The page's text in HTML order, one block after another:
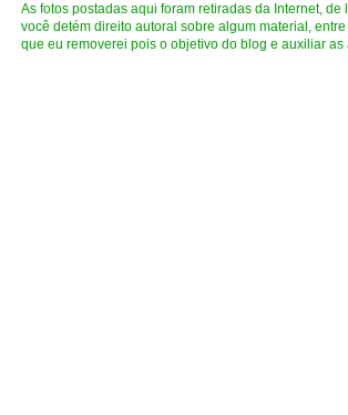
As fotos postadas aqui foram retiradas da Internet, de
você detém direito autoral sobre algum material,
que eu removerei pois o objetivo do blog e auxiliar as